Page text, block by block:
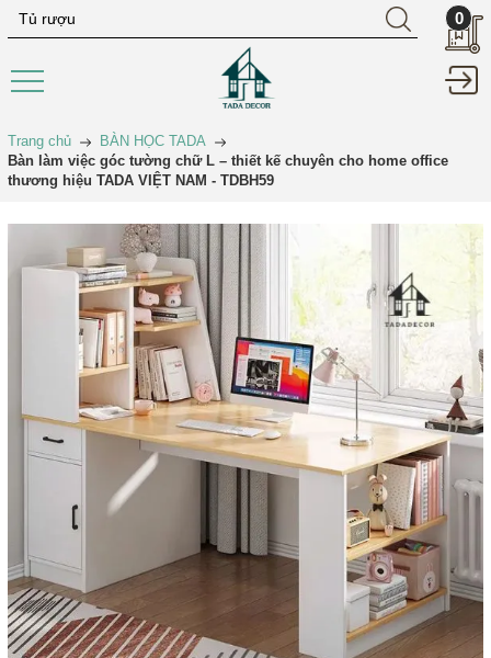
0
Trang chủ
BÀN HỌC TADA
Bàn làm việc góc tường chữ L – thiết kế chuyên cho home office
thương hiệu TADA VIỆT NAM - TDBH59